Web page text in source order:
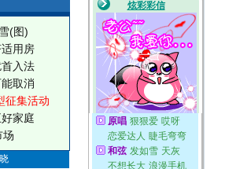
(图)
用房
入法
取消
征集活动
家庭
场